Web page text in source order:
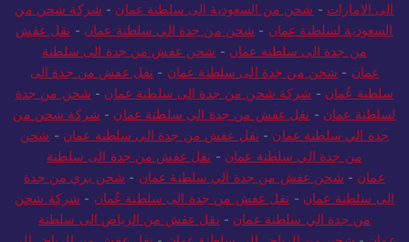
الى الامارات - شحن من السعودية الى سلطنة عمان - شركة شحن من
السعودية لسلطنة عمان - شحن من جدة الي سلطنة عمان - نقل عفش
من جدة الى سلطنة عمان - شحن عفش من جدة الى سلطنة
عمان - شحن من جدة الى سلطنة عمان - نقل عفش من جدة الى
سلطنة عُمان - شركة شحن من جدة الى سلطنة عمان - شحن من جدة
لسلطنة عمان - نقل عفش من جدة الي سلطنة عمان - شركة شحن من
جدة الي سلطنة عمان - نقل عفش من جدة الى سلطنة عمان - شحن
من جدة الي سلطنة عمان - نقل عفش من جدة الى سلطنة
عمان - شحن عفش من جدة الي سلطنة عمان - شحن بري من جدة
الى سلطنة عمان - نقل عفش من جدة الى سلطنة عُمان - شركة شحن
من جدة الي سلطنة عمان - نقل عفش من الرياض الى سلطنة